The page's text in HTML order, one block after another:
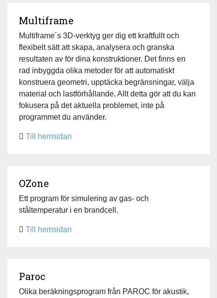
Multiframe
Multiframe´s 3D-verktyg ger dig ett kraftfullt och
flexibelt sätt att skapa, analysera och granska
resultaten av för dina konstruktioner. Det finns en
rad inbyggda olika metoder för att automatiskt
konstruera geometri, upptäcka begränsningar, välja
material och lastförhållande. Allt detta gör att du kan
fokusera på det aktuella problemet, inte på
programmet du använder.
Till hemsidan
OZone
Ett program för simulering av gas- och
ståltemperatur i en brandcell.
Till hemsidan
Paroc
Olika beräkningsprogram från PAROC för akustik,